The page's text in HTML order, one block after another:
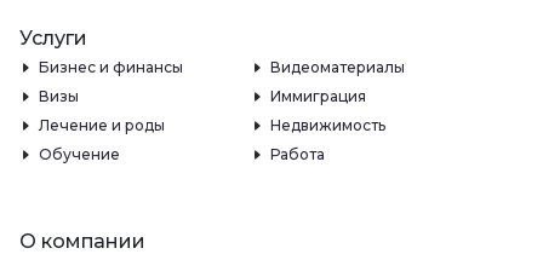
Услуги
Бизнес и финансы
Видеоматериалы
Визы
Иммиграция
Лечение и роды
Недвижимость
Обучение
Работа
О компании